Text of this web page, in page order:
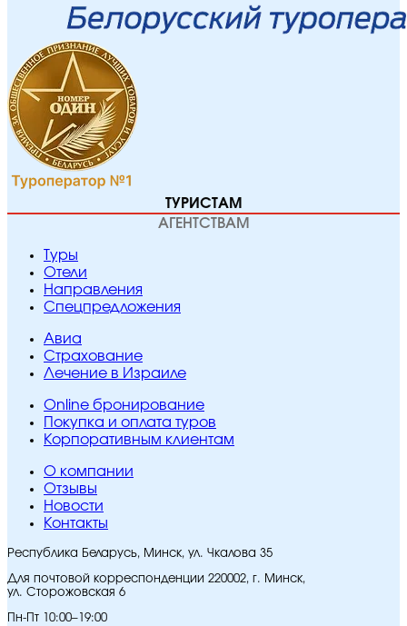
ТУРИСТАМ
АГЕНТСТВАМ
Туры
Отели
Направления
Спецпредложения
Авиа
Страхование
Лечение в Израиле
Online бронирование
Покупка и оплата туров
Корпоративным клиентам
O компании
Отзывы
Новости
Контакты
Республика Беларусь, Минск, ул. Чкалова 35
Для почтовой корреспонденции 220002, г. Минск,
ул. Сторожовская 6
Пн-Пт 10:00–19:00